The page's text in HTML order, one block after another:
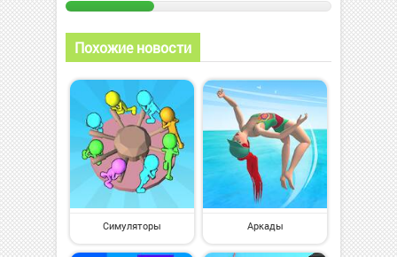
Похожие новости
Симуляторы Аркады